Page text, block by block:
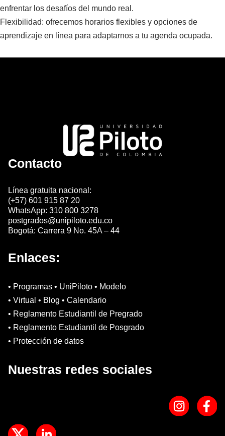
enfrentar los desafíos del mundo real.
Flexibilidad: ofrecemos horarios flexibles y opciones de
aprendizaje en línea para adaptarnos a tu agenda ocupada.
Contacto
Línea gratuita nacional:
(+57) 601 915 87 20
WhatsApp: 310 800 3278
postgrados@unipiloto.edu.co
Bogotá: Carrera 9 No. 45A – 44
Enlaces:
• Programas • UniPiloto • Modelo
• Virtual • Blog • Calendario
• Reglamento Estudiantil de Pregrado
• Reglamento Estudiantil de Posgrado
• Protección de datos
Nuestras redes sociales